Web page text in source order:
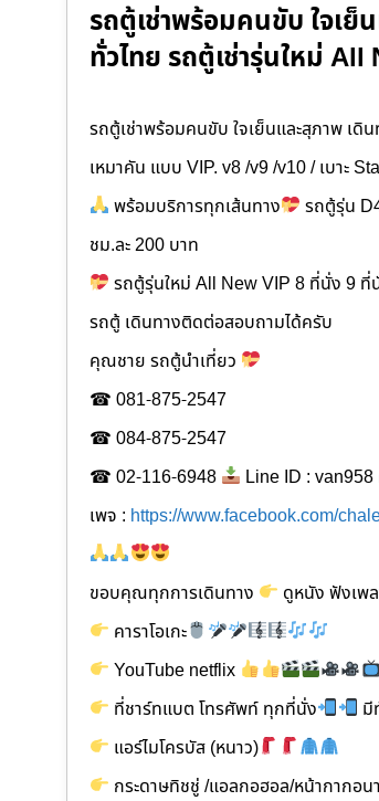
รถตู้เช่าพร้อมคนขับ ใจเย็
ทั่วไทย รถตู้เช่ารุ่นใหม่
รถตู้เช่าพร้อมคนขับ ใจเย็นและสุภาพ เดิ
เหมาคัน แบบ VIP. v8 /v9 /v10 / เบาะ
พร้อมบริการทุกเส้นทาง
รถตู้รุ่น
ชม.ละ 200 บาท
รถตู้รุ่นใหม่ All New VIP 8 ที่นั่ง 9 ที่
รถตู้ เดินทาง​ติดต่อสอบถามได้ครับ
คุณชาย รถตู้นำเที่ยว
☎ 081-875-2547
☎ 084-875-2547
☎ 02-116-6948
Line ID : van958
เพจ : https://www.facebook.com/
ขอบคุณทุกการเดินทาง
ดูหนัง ฟังเพ
คาราโอเกะ
YouTube netflix
ที่ชาร์ทแบต โทรศัพท์ ทุกที่นั่ง
มี
แอร์ไมโครบัส (หนาว)
กระดาษทิชชู่ /แอลกอฮอล/หน้ากากอน